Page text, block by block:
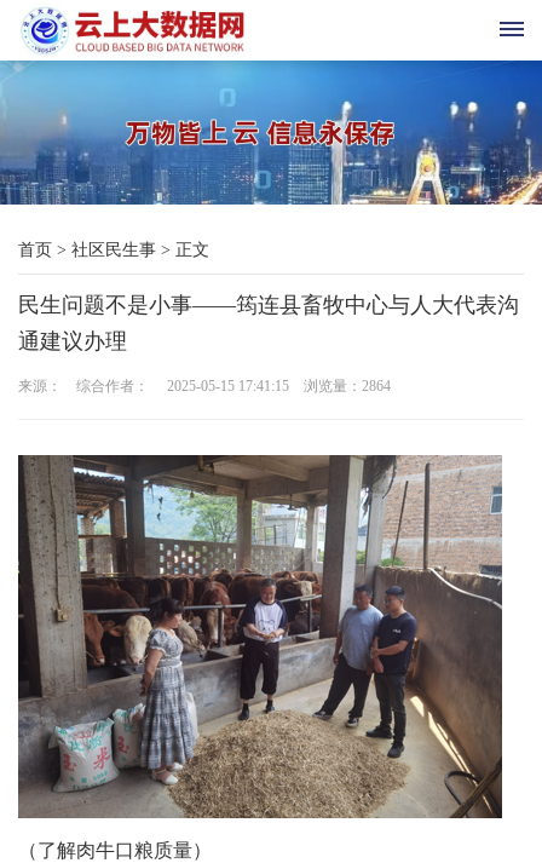
页
科
技
与
新
时
代
教
育
健
康
中
首页 > 社区民生事 > 正文
民生问题不是小事——筠连县畜牧中心与人大代表沟
通建议办理
来源： 综合作者： 2025-05-15 17:41:15 浏览量： 2864
（了解肉牛口粮质量）